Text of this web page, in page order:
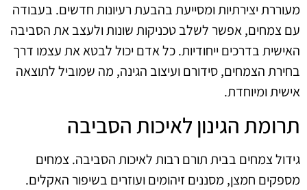
מעוררת יצירתיות ומסייעת בהבעת רעיונות חדשים. בעבודה
עם צמחים, אפשר לשלב טכניקות שונות ולעצב את הסביבה
האישית בדרכים ייחודיות. כל אדם יכול לבטא את עצמו דרך
בחירת הצמחים, סידורם ועיצוב הגינה, מה שמוביל לתוצאה
אישית ומיוחדת.
תרומת הגינון לאיכות הסביבה
גידול צמחים בבית תורם רבות לאיכות הסביבה. צמחים
מספקים חמצן, מסננים זיהומים ועוזרים בשיפור האקלים.